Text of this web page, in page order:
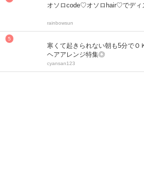
オソロcode♡オソロhair♡でディ
rainbowsun
寒くて起きられない朝も5分で
ヘアアレンジ特集◎
cyansan123